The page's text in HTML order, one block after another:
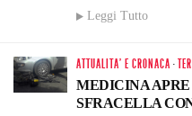
Leggi Tutto
ATTUALITA' E CRONACA ·
MEDICINA
SFRACELLA